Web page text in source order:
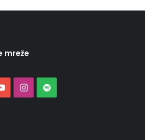
mreže
YouTubeInstagram
Spotify